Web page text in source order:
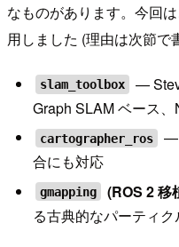
なものがあります。今回
用しました (理由は次節で
slam_toolbox
—
Graph SLAM ベース
cartographer_ros
—
合にも対応
gmapping (ROS 2 移
る古典的なパーティ